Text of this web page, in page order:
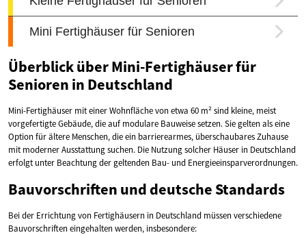
Überblick über Mini-Fertighäuser für
Senioren in Deutschland
Mini-Fertighäuser mit einer Wohnfläche von etwa 60 m² sind kleine, meist
vorgefertigte Gebäude, die auf modulare Bauweise setzen. Sie gelten als eine
Option für ältere Menschen, die ein barrierearmes, überschaubares Zuhause
mit moderner Ausstattung suchen. Die Nutzung solcher Häuser in Deutschland
erfolgt unter Beachtung der geltenden Bau- und Energieeinsparverordnungen.
Bauvorschriften und deutsche Standards
Bei der Errichtung von Fertighäusern in Deutschland müssen verschiedene
Bauvorschriften eingehalten werden, insbesondere: